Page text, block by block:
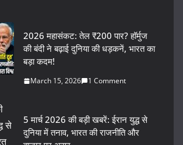
2026 महासंकट: तेल ₹200 पार? हॉर्मुज
की बंदी ने बढ़ाई दुनिया की धड़कनें, भारत का
बड़ा कदम!
March 15, 2026 1 Comment
5 मार्च 2026 की बड़ी खबरें: ईरान युद्ध से
दुनिया में तनाव, भारत की राजनीति और